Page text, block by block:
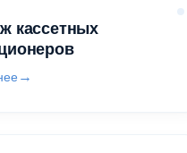
кассетных